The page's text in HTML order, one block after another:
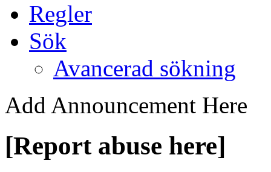
Regler
Sök
Avancerad sökning
Add Announcement Here
[Report abuse here]